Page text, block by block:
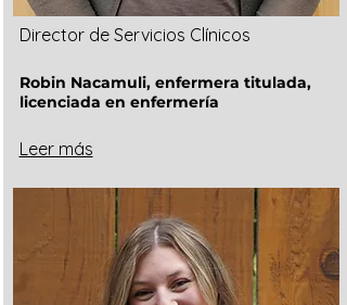
Director de Servicios Clínicos
Robin Nacamuli, enfermera titulada,
licenciada en enfermería
Leer más